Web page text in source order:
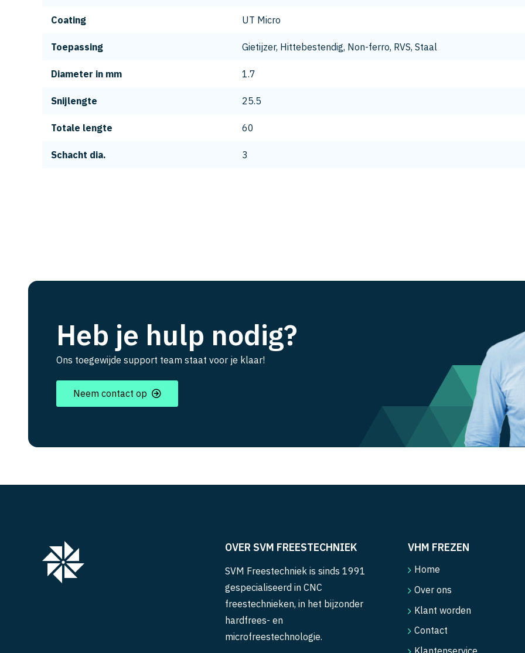
Coating UT Micro
Toepassing Gietijzer, Hittebestendig, Non-ferro, RVS, Staal
Diameter in mm 1.7
Snijlengte 25.5
Totale lengte 60
Schacht dia. 3
Heb je hulp nodig?
Ons toegewijde support team staat voor je klaar!
Neem contact op
OVER SVM FREESTECHNIEK
SVM Freestechniek is sinds 1991
gespecialiseerd in CNC
freestechnieken, in het bijzonder
hardfrees- en
microfreestechnologie.
VHM FREZEN
Home
Over ons
Klant worden
Contact